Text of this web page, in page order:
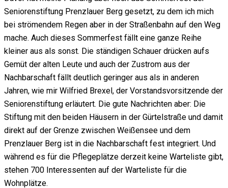
Seniorenstiftung Prenzlauer Berg gesetzt, zu dem ich mich
bei strömendem Regen aber in der Straßenbahn auf den Weg
mache. Auch dieses Sommerfest fällt eine ganze Reihe
kleiner aus als sonst. Die ständigen Schauer drücken aufs
Gemüt der alten Leute und auch der Zustrom aus der
Nachbarschaft fällt deutlich geringer aus als in anderen
Jahren, wie mir Wilfried Brexel, der Vorstandsvorsitzende der
Seniorenstiftung erläutert. Die gute Nachrichten aber: Die
Stiftung mit den beiden Häusern in der Gürtelstraße und damit
direkt auf der Grenze zwischen Weißensee und dem
Prenzlauer Berg ist in die Nachbarschaft fest integriert. Und
während es für die Pflegeplätze derzeit keine Warteliste gibt,
stehen 700 Interessenten auf der Warteliste für die
Wohnplätze.